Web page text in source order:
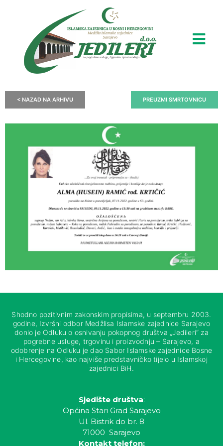
< NAZAD NA ARHIVU PREUZMI SMRTOVNICU
Shodno pozitivnim zakonskim propisima, u septembru 2003.
godine, Izvršni odbor Medžlisa Islamske zajednice Sarajevo
donio je Odluku o osnivanju pokopnog društva „Jedileri“ za
pogrebne usluge, trgovinu i proizvodnju – Sarajevo, a
odobrenje na Odluku je dao Sabor Islamske zajednice Bosne
i Hercegovine, kao najviše predstavničko tijelo u Islamskoj
zajednici BiH.
Sjedište društva:
Općina Stari Grad Sarajevo
Ul. Bistrik do br. 8
71000 Sarajevo
Kontakt telefon: